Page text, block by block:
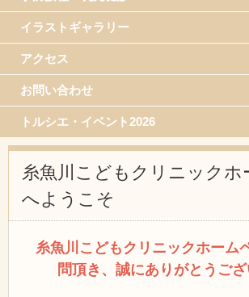
イラストギャラリー
アクセス
お問い合わせ
トルシエ・イベント2026
糸魚川こどもクリニックホ
へようこそ
糸魚川こどもクリニックホーム
問頂き、誠にありがとうござ